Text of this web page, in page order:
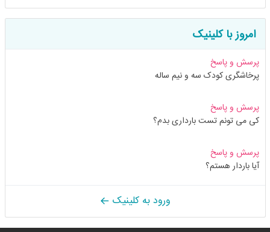
امروز با کلینیک
پرسش و پاسخ
پرخاشگری کودک سه و نیم ساله
پرسش و پاسخ
کی می تونم تست بارداری بدم؟
پرسش و پاسخ
آیا باردار هستم؟
ورود به کلینیک